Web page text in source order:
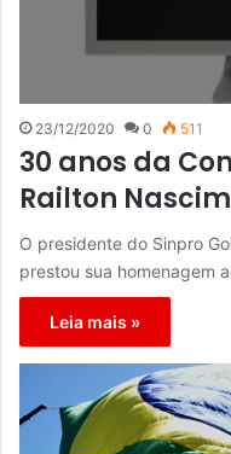
23/12/2020 0 511
30 anos da
Railton
O presidente do Sinpro
prestou sua homenagem
Leia mais »